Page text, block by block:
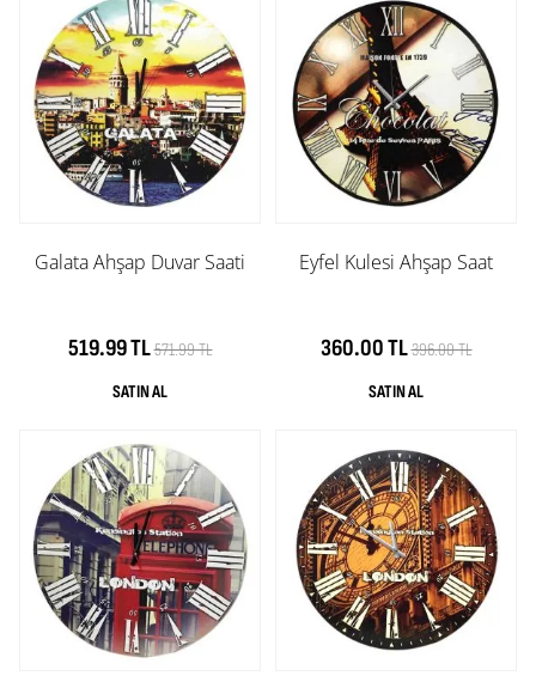
Galata Ahşap Duvar Saati
519.99 TL571.99 TL
Eyfel Kulesi Ahşap Saat
360.00 TL396.00 TL